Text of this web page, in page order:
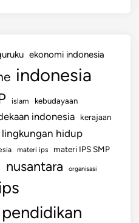
ekonomi indonesia
indonesia
islam kebudayaan
indonesia kerajaan
lingkungan hidup
materi ips materi IPS SMP
nusantara organisasi
pendidikan